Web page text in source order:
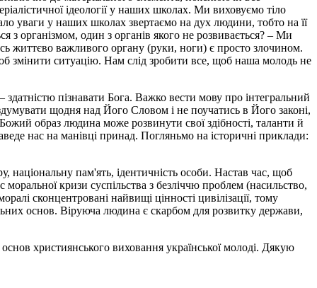
ідеології у наших школах. Ми виховуємо тіло
уваги у наших школах звертаємо на дух людини, тобто на її
з організмом, один з органів якого не розвивається? – Ми
життєво важливого органу (руки, ноги) є просто злочином.
ситуацію. Нам слід зробити все, щоб наша молодь не
пізнавати Бога. Важко вести мову про інтегральний
щодня над Його Словом і не поучатись в Його законі,
образ людина може розвинути свої здібності, таланти й
нас на манівці принад. Погляньмо на історичні приклади:
національну пам'ять, ідентичність особи. Настав час, щоб
кризи суспільства з безліччю проблем (насильство,
сконцентровані найвищі цінності цивілізації, тому
основ. Віруюча людина є скарбом для розвитку держави,
християнського виховання української молоді. Дякую